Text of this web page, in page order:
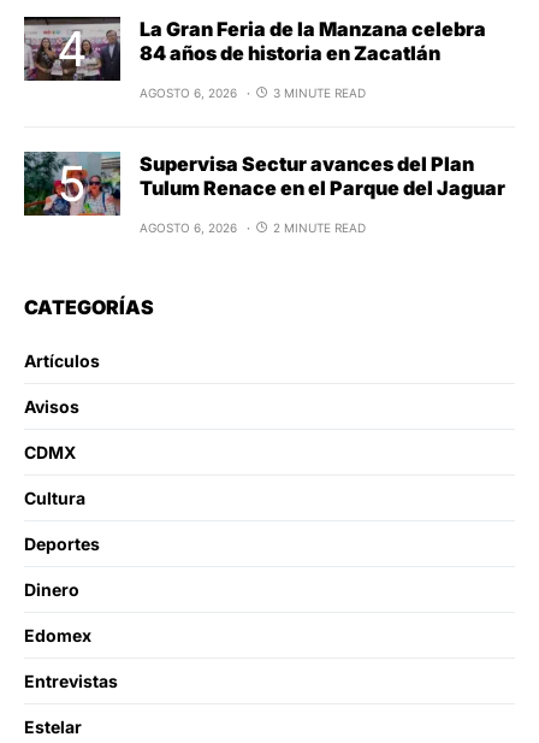
La Gran Feria de la Manzana celebra
84 años de historia en Zacatlán
AGOSTO 6, 2026 3 MINUTE READ
Supervisa Sectur avances del Plan
Tulum Renace en el Parque del Jaguar
AGOSTO 6, 2026 2 MINUTE READ
CATEGORÍAS
Artículos
Avisos
CDMX
Cultura
Deportes
Dinero
Edomex
Entrevistas
Estelar